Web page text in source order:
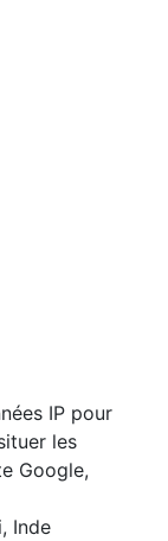
IP pour
les
Google,
Inde